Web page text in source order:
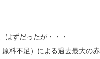
ずだったが・・・
料不足）による過去最大の